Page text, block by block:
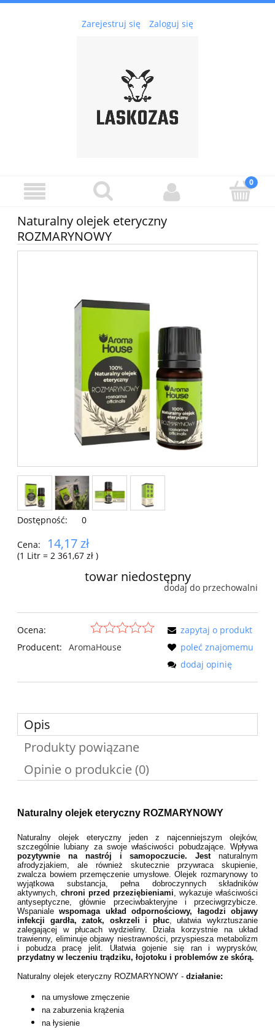
Zarejestruj się Zaloguj się
Naturalny olejek eteryczny
ROZMARYNOWY
Dostępność: 0
Cena: 14,17 zł
(1 Litr = 2 361,67 zł )
towar niedostępny
dodaj do przechowalni
Ocena:
Producent:
AromaHouse
zapytaj o produkt
poleć znajomemu
dodaj opinię
Opis
Produkty powiązane
Opinie o produkcie (0)
Naturalny olejek eteryczny ROZMARYNOWY
Naturalny olejek eteryczny jeden z najcenniejszym olejków,
szczególnie lubiany za swoje właściwości pobudzające. Wpływa
pozytywnie na nastrój i samopoczucie. Jest naturalnym
afrodyzjakiem, ale również skutecznie przywraca skupienie,
zwalcza bowiem przemęczenie umysłowe. Olejek rozmarynowy to
wyjątkowa substancja, pełna dobroczynnych składników
aktywnych, chroni przed przeziębieniami , wykazuje właściwości
antyseptyczne, głównie przeciwbakteryjne i przeciwgrzybicze.
Wspanialewspomaga układ odpornościowy, łagodzi objawy
infekcji gardła, zatok, oskrzeli i płuc, ułatwia wykrztuszanie
zalegającej w płucach wydzieliny. Działa korzystnie na układ
trawienny, eliminuje objawy niestrawności, przyspiesza metabolizm
i pobudza pracę jelit. Ułatwia gojenie się ran i wyprysków,
przydatny w leczeniu trądziku, łojotoku i problemów ze skórą.
Naturalny olejek eteryczny ROZMARYNOWY - działanie:
na umysłowe zmęczenie
na zaburzenia krążenia
na łysienie